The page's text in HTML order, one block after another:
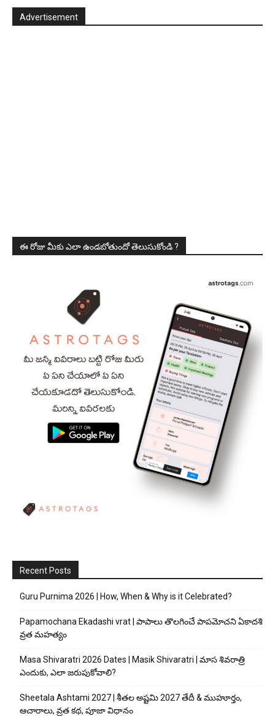
Advertisement
ఈ రోజు మీకు ఎలా ఉండబోతుందో తెలుసుకోండి ?
Recent Posts
Guru Purnima 2026 | How, When & Why is it Celebrated?
Papamochana Ekadashi vrat | పాపాలు తొలగించే పాపమోచని ఏకాదశి
వ్రత మహత్యం
Masa Shivaratri 2026 Dates | Masik Shivaratri | మాస శివరాత్రి
ఎందుకు, ఎలా జరుపుకోవాలి?
Sheetala Ashtami 2027 | శీతల అష్టమి 2027 తేదీ & ముహూర్తం,
ఆచారాలు, వ్రత కథ, పూజా విధానం